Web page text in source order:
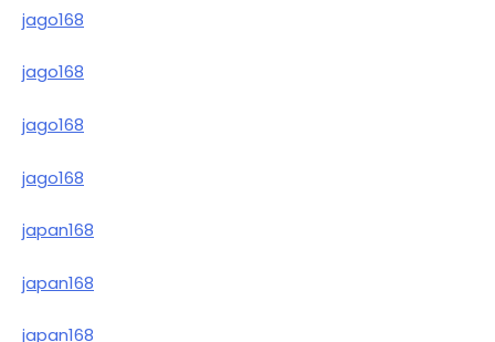
jago168
jago168
jago168
jago168
japan168
japan168
japan168